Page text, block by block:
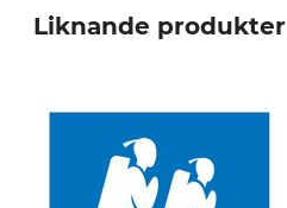
Liknande produkter